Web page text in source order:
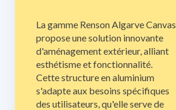
La gamme Renson Algarve Canvas
propose une solution innovante
d'aménagement extérieur, alliant
esthétisme et fonctionnalité.
Cette structure en aluminium
s'adapte aux besoins spécifiques
des utilisateurs, qu'elle serve de